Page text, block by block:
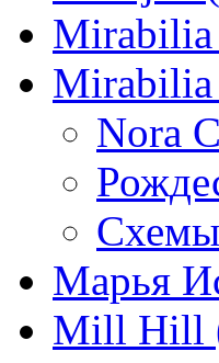
Nora
Схемы
Марья
Mill Hill